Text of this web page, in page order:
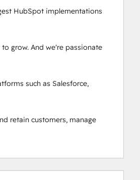
HubSpot implementations
grow. And we're passionate
such as Salesforce,
retain customers, manage